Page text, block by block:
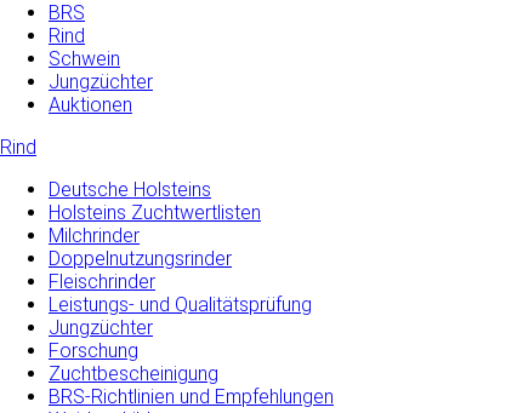
BRS
Rind
Schwein
Jungzüchter
Auktionen
Rind
Deutsche Holsteins
Holsteins Zuchtwertlisten
Milchrinder
Doppelnutzungsrinder
Fleischrinder
Leistungs- und Qualitätsprüfung
Jungzüchter
Forschung
Zuchtbescheinigung
BRS-Richtlinien und Empfehlungen